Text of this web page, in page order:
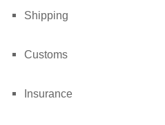
Shipping
Customs
Insurance